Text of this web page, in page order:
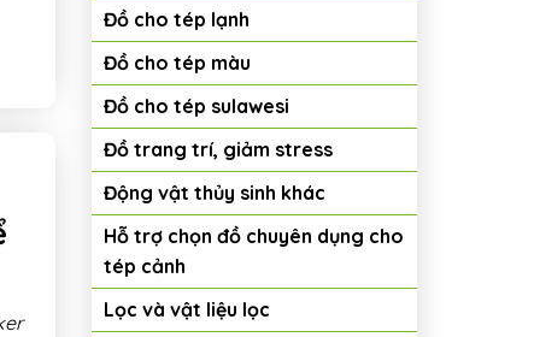
Đồ cho tép lạnh
Đồ cho tép màu
Đồ cho tép sulawesi
Đồ trang trí, giảm stress
Động vật thủy sinh khác
Hỗ trợ chọn đồ chuyên dụng cho
tép cảnh
Lọc và vật liệu lọc